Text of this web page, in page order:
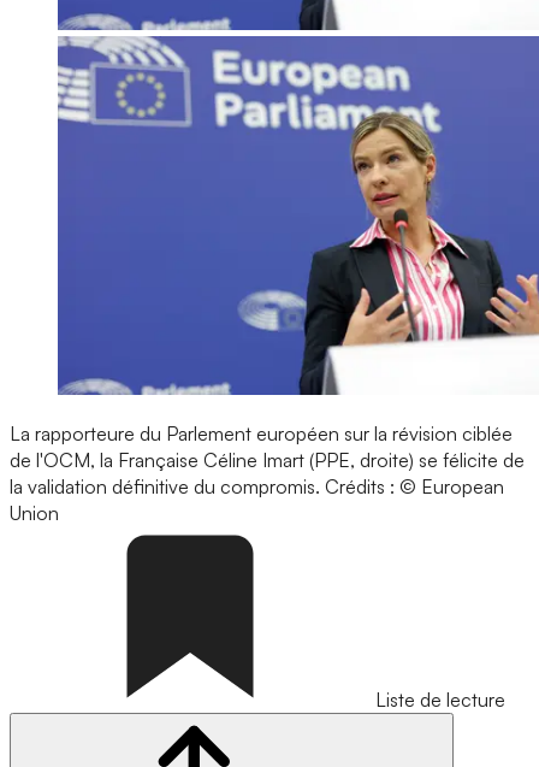
La rapporteure du Parlement européen sur la révision ciblée
de l'OCM, la Française Céline Imart (PPE, droite) se félicite de
la validation définitive du compromis. Crédits : © European
Union
Liste de lecture